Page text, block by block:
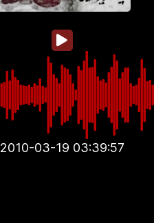
2010-03-19 03:39:57